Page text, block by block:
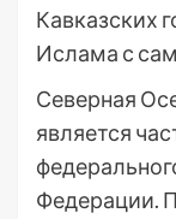
Кавказских
Ислама с
Северная
является
Федерации.